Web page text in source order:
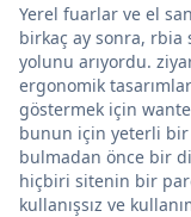
Yerel fuarlar ve el
birkaç ay sonra, rbia
yolunu arıyordu.
ergonomik
göstermek için
bunun için yeterli bir
bulmadan önce bir
hiçbiri sitenin bir
kullanışsız ve